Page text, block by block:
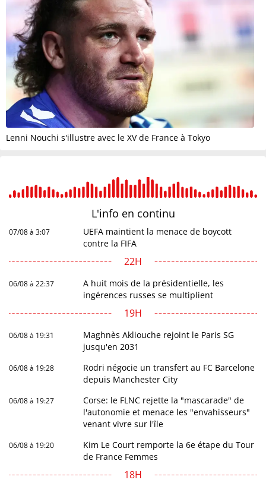
Lenni Nouchi s'illustre avec le XV de France à Tokyo
L'info en continu
07/08 à 3:07
UEFA maintient la menace de boycott
contre la FIFA
22H
06/08 à 22:37
A huit mois de la présidentielle, les
ingérences russes se multiplient
19H
06/08 à 19:31
Maghnès Akliouche rejoint le Paris SG
jusqu'en 2031
06/08 à 19:28
Rodri négocie un transfert au FC Barcelone
depuis Manchester City
06/08 à 19:27
Corse: le FLNC rejette la "mascarade" de
l'autonomie et menace les "envahisseurs"
venant vivre sur l'île
06/08 à 19:20
Kim Le Court remporte la 6e étape du Tour
de France Femmes
18H